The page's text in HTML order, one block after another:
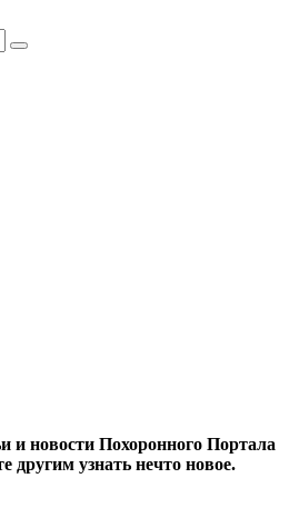
и новости Похоронного Портала
другим узнать нечто новое.